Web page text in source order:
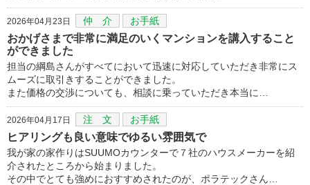
2026年04月23日 仲 介 お手紙
おかげさまで非常に満足のいくマンションを講入すること
ができました
担当の綱島さんがすべてにおいて迅速に対応していただき非常にス
ムーズに取引きすることができました。
また価格の交渉についても、相談に乗っていただき本当に…
2026年04月17日 注 文 お手紙
ヒアリングも良い意味でゆるい雰囲気で
我が家の家作りはSUUMOカウンターで７社のハウスメーカーを紹
介されたところから始まりました。
その中でとても強めにおすすめされたのが、ポラテックさん…